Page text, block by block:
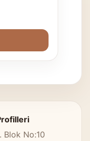
Blok No:10